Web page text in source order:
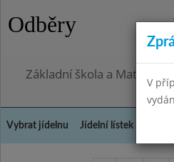
Odběry
Základní škola a Mateřská
Vybrat jídelnu Jídelní lístek
V